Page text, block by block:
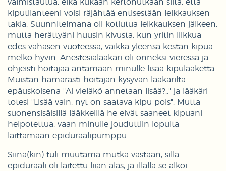
valmistautua, eikä kukaan kertonutkaan siitä, että
kiputilanteeni voisi räjähtää entisestään leikkauksen
takia. Suunnitelmana oli kotiutua leikkauksen jälkeen,
mutta herättyäni huusin kivusta, kun yritin liikkua
edes vähäsen vuoteessa, vaikka yleensä kestän kipua
melko hyvin. Anestesialääkäri oli onneksi vieressä ja
ohjeisti hoitajaa antamaan minulle lisää kipulääkettä.
Muistan hämärästi hoitajan kysyvän lääkäriltä
epäuskoisena "Ai vieläkö annetaan lisää?.." ja lääkäri
totesi "Lisää vain, nyt on saatava kipu pois". Mutta
suonensisäisillä lääkkeillä he eivät saaneet kipuani
helpotettua, vaan minulle jouduttiin lopulta
laittamaan epiduraalipumppu.
Siinä(kin) tuli muutama mutka vastaan, sillä
epiduraali oli laitettu liian alas, ja illalla se alkoi